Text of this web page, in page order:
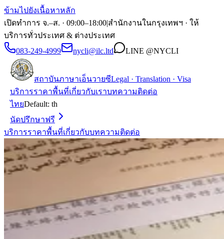
ข้ามไปยังเนื้อหาหลัก
เปิดทำการ จ.–ส. · 09:00–18:00|สำนักงานในกรุงเทพฯ · ให้
บริการทั่วประเทศ & ต่างประเทศ
083-249-4999
nycli@ilc.ltd LINE @NYCLI
สถาบันภาษาเอ็นวายซีLegal · Translation · Visa
บริการราคาพื้นที่เกี่ยวกับเราบทความติดต่อ
ไทยDefault: th
นัดปรึกษาฟรี
บริการราคาพื้นที่เกี่ยวกับบทความติดต่อ